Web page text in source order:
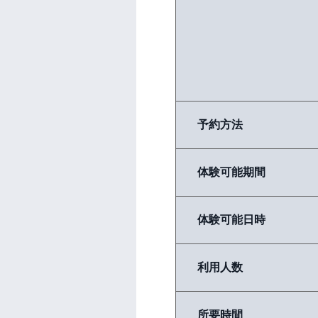
予約方法
体験可能期間
体験可能日時
利用人数
所要時間